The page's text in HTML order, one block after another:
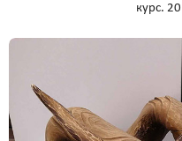
курс.